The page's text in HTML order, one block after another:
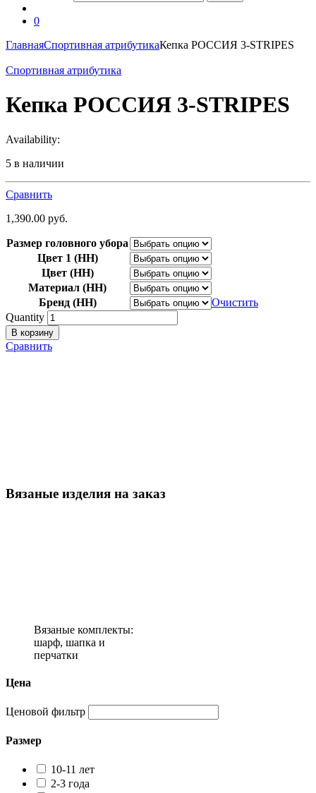
0
ГлавнаяСпортивная атрибутикаКепка РОССИЯ 3-STRIPES
Спортивная атрибутика
Кепка РОССИЯ 3-STRIPES
Availability:
5 в наличии
Сравнить
1,390.00 руб.
Размер головного убора
Цвет 1 (НН)
Цвет (НН)
Материал (НН)
Бренд (НН)
Очистить
Quantity
В корзину
Сравнить
Вязаные изделия на заказ
Вязаные комплекты:
шарф, шапка и
перчатки
Цена
Ценовой фильтр
Размер
10-11 лет
2-3 года